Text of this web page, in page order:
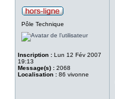
Pôle Technique
Inscription : Lun 12 Fév 2007
19:13
Message(s) : 2068
Localisation : 86 vivonne